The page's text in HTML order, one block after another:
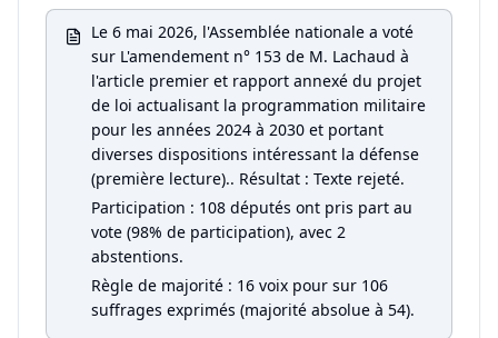
Le 6 mai 2026, l'Assemblée nationale a voté
sur L'amendement n° 153 de M. Lachaud à
l'article premier et rapport annexé du projet
de loi actualisant la programmation militaire
pour les années 2024 à 2030 et portant
diverses dispositions intéressant la défense
(première lecture).. Résultat : Texte rejeté.
Participation : 108 députés ont pris part au
vote (98% de participation), avec 2
abstentions.
Règle de majorité : 16 voix pour sur 106
suffrages exprimés (majorité absolue à 54).